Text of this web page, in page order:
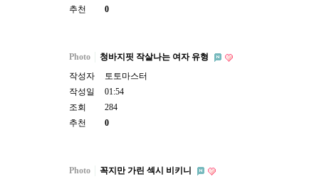
추천
0
Photo
청바지핏 작살나는 여자 유형
작성자
토토마스터
작성일
01:54
조회
284
추천
0
Photo
꼭지만 가린 섹시 비키니